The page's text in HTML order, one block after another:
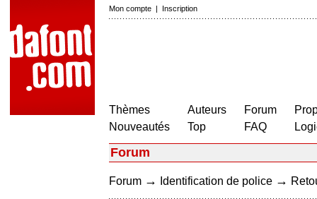
Mon compte | Inscription
Thèmes
Nouveautés
Auteurs
Top
Forum
FAQ
Forum
Forum → Identification de police →